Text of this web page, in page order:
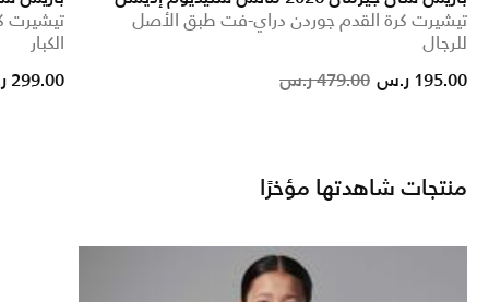
تيشيرت كرة القدم جوردن دراي-فت طبق الأصل
للرجال
Price reduced from
479.00 ر.س 195.00 ر.س
الكبار
299.00 ر.س
منتجات شاهدتها مؤخرًا